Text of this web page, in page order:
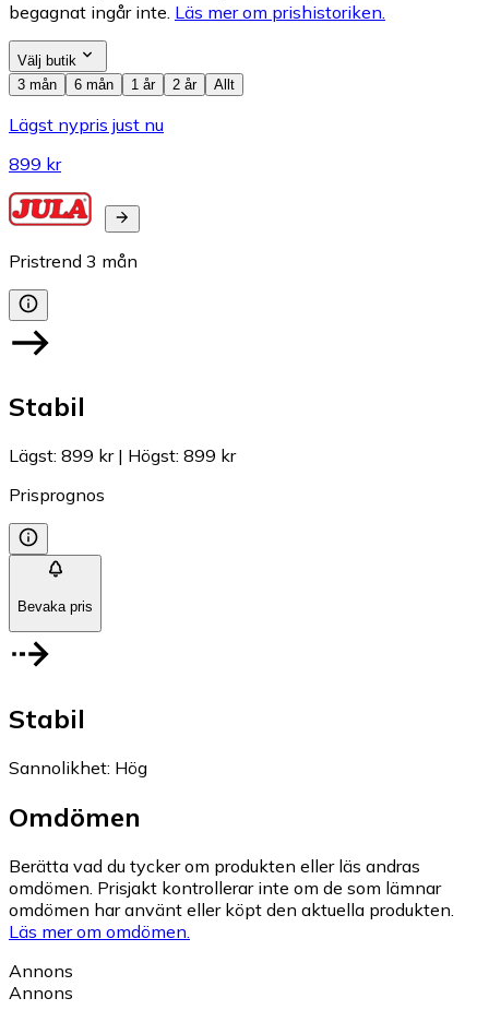
begagnat ingår inte. Läs mer om prishistoriken.
Välj butik
3 mån
6 mån 1 år 2 år Allt
Lägst nypris just nu
899 kr
Pristrend 3 mån
Stabil
Lägst: 899 kr| Högst: 899 kr
Prisprognos
Bevaka pris
Stabil
Sannolikhet: Hög
Omdömen
Berätta vad du tycker om produkten eller läs andras
omdömen. Prisjakt kontrollerar inte om de som lämnar
omdömen har använt eller köpt den aktuella produkten.
Läs mer om omdömen.
Annons
Annons